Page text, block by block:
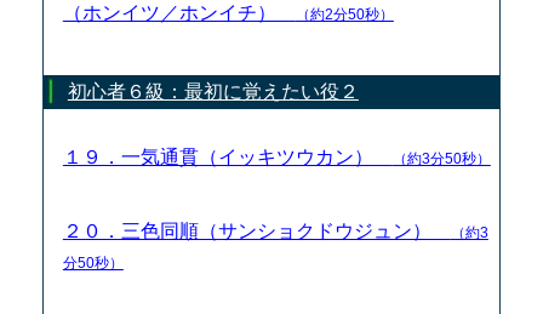
（ホンイツ／ホンイチ）
（約2分50秒）
初心者６級：最初に覚えたい役２
１９．一気通貫（イッキツウカン） （約3分50秒）
２０．三色同順（サンショクドウジュン）
（約3
分50秒）